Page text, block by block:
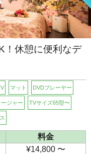
！休憩に便利なデ
マット DVDプレーヤー
ジャー TVサイズ65型〜
料金
¥14,800 〜